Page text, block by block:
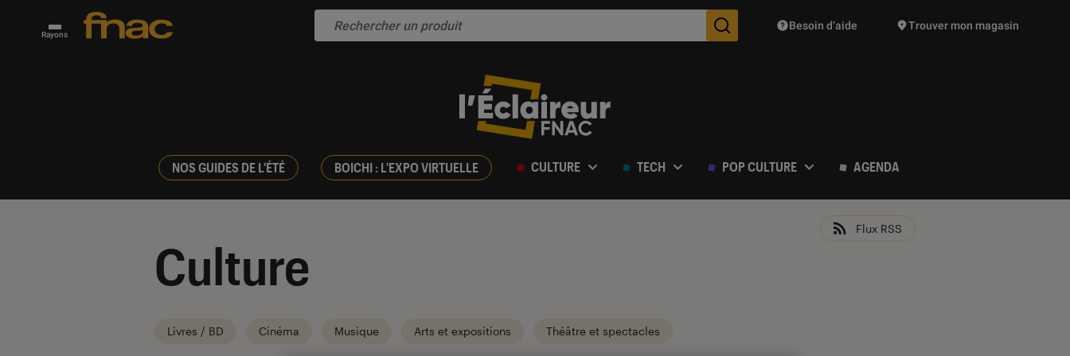
Rayons Des suggestions de produits vont vous être proposées
Besoin d’aide Trouver mon magasin
NOS GUIDES DE L'ÉTÉ BOICHI : L'EXPO VIRTUELLE CULTURE TECH POP CULTURE AGENDA
Culture
Flux RSS
Livres / BD Cinéma Musique Arts et expositions Théâtre et spectacles